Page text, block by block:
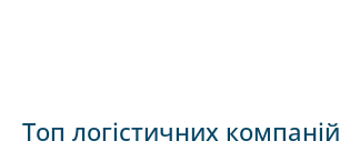
Топ логістичних компаній